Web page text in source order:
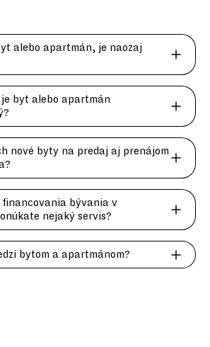
alebo apartmán, je naozaj
je byt alebo apartmán
nové byty na predaj aj prenájom
financovania bývania v
nejaký servis?
bytom a apartmánom?